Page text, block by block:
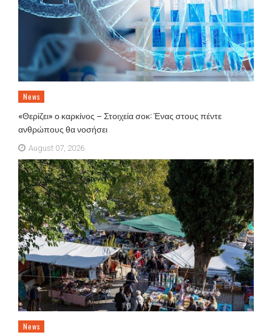
News
«Θερίζει» ο καρκίνος – Στοιχεία σοκ: Ένας στους πέντε
ανθρώπους θα νοσήσει
August 07, 2026
News